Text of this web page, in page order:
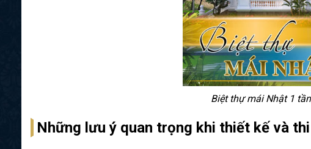
Biệt thự mái Nhật 1
Những lưu ý quan trọng khi thiết kế và